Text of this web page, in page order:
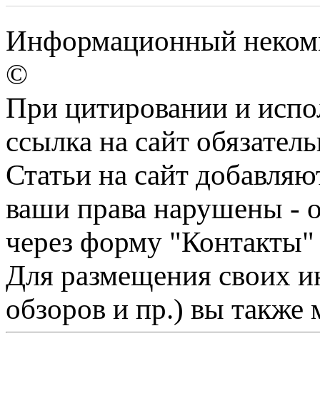
Информационный
©
При цитировании и
ссылка на сайт
Статьи на сайт
ваши права нарушены -
через форму "Контакты"
Для размещения своих
обзоров и пр.) вы также